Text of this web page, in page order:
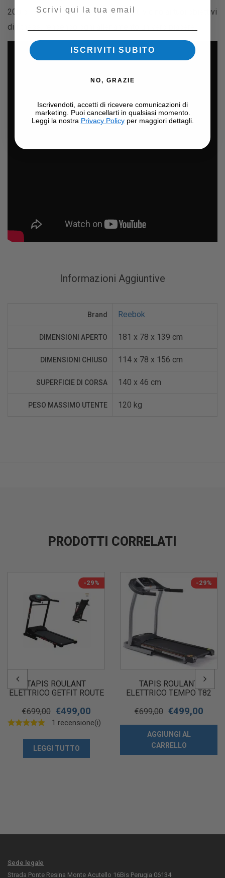
200 di Reebok, ogni passo ti porta più vicino ai tuoi obiettivi
di fitness, rendendo ogni allenamento un vero piacere.
Informazioni Aggiuntive
Brand Reebok
DIMENSIONI APERTO 181 x 78 x 139 cm
DIMENSIONI CHIUSO 114 x 78 x 156 cm
SUPERFICIE DI CORSA 140 x 46 cm
PESO MASSIMO UTENTE 120 kg
PRODOTTI CORRELATI
-29%
TAPIS ROULANT
ELETTRICO GETFIT ROUTE
€699,00 €499,00
1 recensione(i)
LEGGI TUTTO
-29%
TAPIS ROULANT
ELETTRICO TEMPO T82
€699,00 €499,00
AGGIUNGI AL
CARRELLO
Sede legale
Strada Ponte Resina Monte Acutello 16Bis Perugia 06134
ISCRIVITI SUBITO
NO, GRAZIE
Iscrivendoti, accetti di ricevere comunicazioni di
marketing. Puoi cancellarti in qualsiasi momento.
Leggi la nostra Privacy Policyper maggiori dettagli.